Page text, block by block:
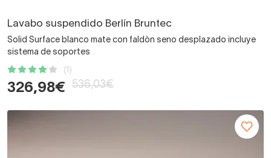
Lavabo suspendido Berlín Bruntec
Solid Surface blanco mate con faldòn seno desplazado incluye
sistema de soportes
(1)
326,98€ 536,03€